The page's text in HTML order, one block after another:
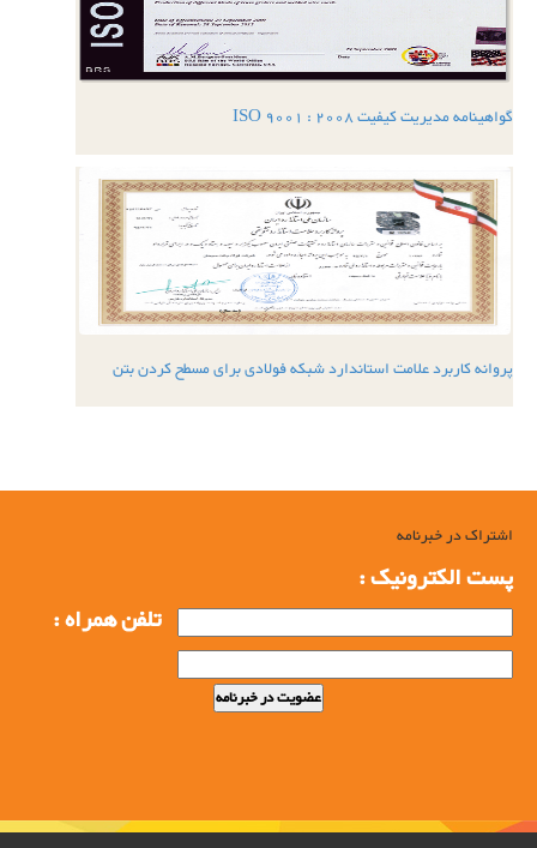
گواهینامه مدیریت کیفیت ISO 9001 : 2008
پروانه کاربرد علامت استاندارد شبکه فولادی برای مسطح کردن بتن
اشتراک در خبرنامه
پست الکترونیک :
تلفن همراه :